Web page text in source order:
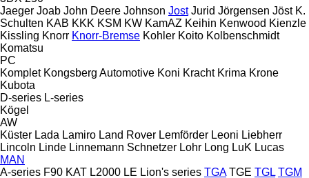
Jaeger Joab John Deere Johnson Jost Jurid Jörgensen Jöst K.
Schulten KAB KKK KSM KW KamAZ Keihin Kenwood Kienzle
Kissling Knorr Knorr-Bremse Kohler Koito Kolbenschmidt
Komatsu
PC
Komplet Kongsberg Automotive Koni Kracht Krima Krone
Kubota
D-series L-series
Kögel
AW
Küster Lada Lamiro Land Rover Lemförder Leoni Liebherr
Lincoln Linde Linnemann Schnetzer Lohr Long LuK Lucas
MAN
A-series F90 KAT L2000 LE Lion's series TGA TGE TGL TGM